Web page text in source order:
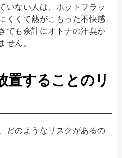
いない人は、ホットフラッ
くくて熱がこもった不快感
ても余計にオトナの汗臭が
ん。
置することのリ
どのようなリスクがあるの